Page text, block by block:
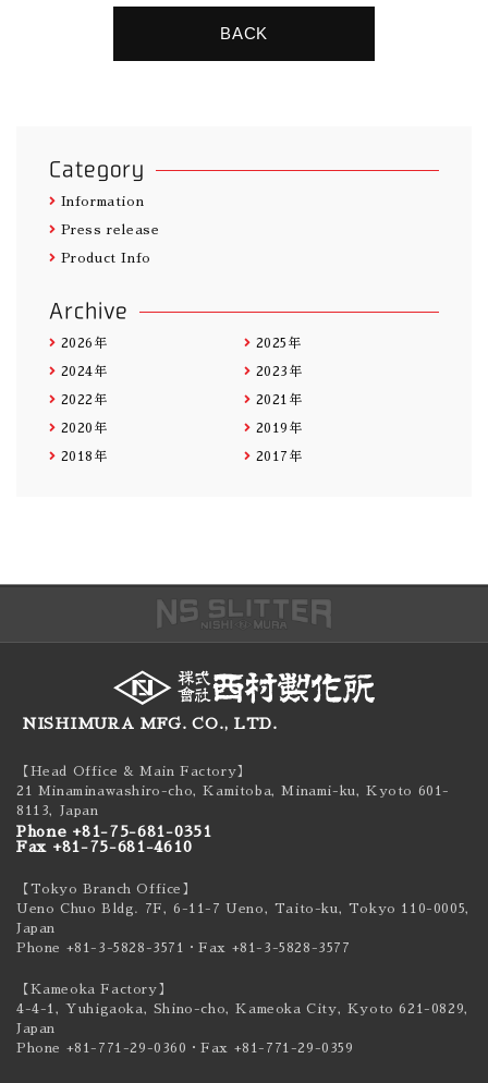
BACK
Category
Information
Press release
Product Info
Archive
2026年 2025年
2024年 2023年
2022年 2021年
2020年 2019年
2018年 2017年
NISHIMURA MFG. CO., LTD.
【Head Office & Main Factory】
21 Minaminawashiro-cho, Kamitoba, Minami-ku,Kyoto 601-
8113, Japan
Phone +81-75-681-0351
Fax +81-75-681-4610
【Tokyo Branch Office】
Ueno Chuo Bldg. 7F, 6-11-7 Ueno, Taito-ku, Tokyo 110-0005,
Japan
Phone +81-3-5828-3571
・Fax +81-3-5828-3577
【Kameoka Factory】
4-4-1, Yuhigaoka, Shino-cho, Kameoka City, Kyoto 621-0829,
Japan
Phone +81-771-29-0360 ・Fax +81-771-29-0359